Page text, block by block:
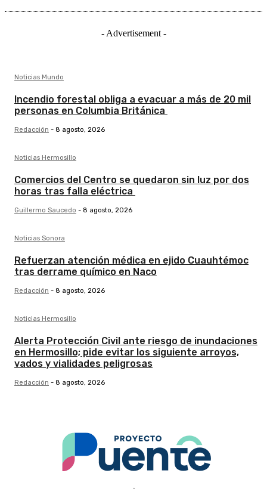
- Advertisement -
Noticias Mundo
Incendio forestal obliga a evacuar a más de 20 mil
personas en Columbia Británica
Redacción - 8 agosto, 2026
Noticias Hermosillo
Comercios del Centro se quedaron sin luz por dos
horas tras falla eléctrica
Guillermo Saucedo - 8 agosto, 2026
Noticias Sonora
Refuerzan atención médica en ejido Cuauhtémoc
tras derrame químico en Naco
Redacción - 8 agosto, 2026
Noticias Hermosillo
Alerta Protección Civil ante riesgo de inundaciones
en Hermosillo; pide evitar los siguiente arroyos,
vados y vialidades peligrosas
Redacción - 8 agosto, 2026
.